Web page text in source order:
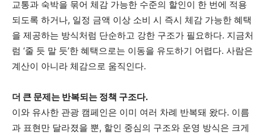
교통과 숙박을 묶어 체감 가능한 수준의 할인이 한 번에 적용
되도록 하거나, 일정 금액 이상 소비 시 즉시 체감 가능한 혜택
을 제공하는 방식처럼 단순하고 강한 구조가 필요하다. 지금처
럼 ‘줄 듯 말 듯’한 혜택으로는 이동을 유도하기 어렵다. 사람은
계산이 아니라 체감으로 움직인다.
더 큰 문제는 반복되는 정책 구조다.
이와 유사한 관광 캠페인은 이미 여러 차례 반복돼 왔다. 이름
과 표현만 달라졌을 뿐, 할인 중심의 구조와 운영 방식은 크게